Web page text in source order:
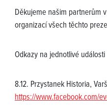
Děkujeme našim partnerům
organizací všech těchto
Odkazy na jednotlivé
8.12. Przystanek Historia,
https://www.facebook.com/